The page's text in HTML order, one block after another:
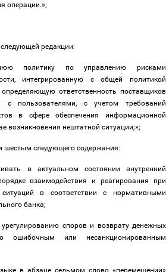
операции.»;
редакции:
политику по управлению рисками
интегрированную с общей политикой
определяющую ответственность поставщиков
с пользователями, с учетом требований
в сфере обеспечения информационной
возникновения нештатной ситуации;»;
шестым следующего содержания:
в актуальном состоянии внутренний
взаимодействия и реагирования при
в соответствии с нормативными
банка;
урегулированию споров и возврату денежных
ошибочным или несанкционированным
в абзаце седьмом слово «перемещении»